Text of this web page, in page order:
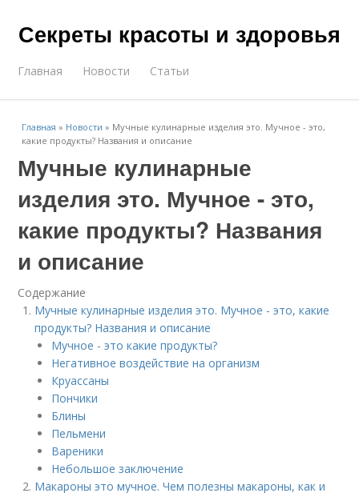
Секреты красоты и здоровья
Главная Новости Статьи
Главная » Новости » Мучные кулинарные изделия это. Мучное - это,
какие продукты? Названия и описание
Мучные кулинарные
изделия это. Мучное - это,
какие продукты? Названия
и описание
Содержание
Мучные кулинарные изделия это. Мучное - это, какие
продукты? Названия и описание
Мучное - это какие продукты?
Негативное воздействие на организм
Круассаны
Пончики
Блины
Пельмени
Вареники
Небольшое заключение
Макароны это мучное. Чем полезны макароны, как и